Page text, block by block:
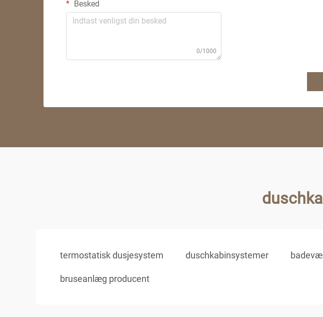
Besked
0/1000
termostatisk dusjesystem duschkabinsystemer
bruseanlæg producent